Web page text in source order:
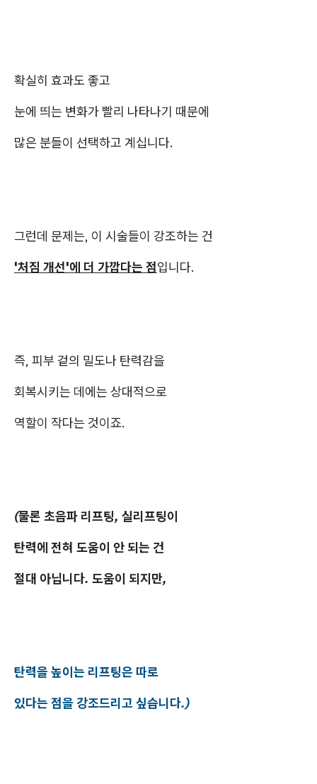
확실히 효과도 좋고
눈에 띄는 변화가 빨리 나타나기 때문에
많은 분들이 선택하고 계십니다.
그런데 문제는, 이 시술들이 강조하는 건
'처짐 개선'에 더 가깝다는 점입니다.
즉, 피부 겉의 밀도나 탄력감을
회복시키는 데에는 상대적으로
역할이 작다는 것이죠.
(물론 초음파 리프팅, 실리프팅이
탄력에 전혀 도움이 안 되는 건
절대 아닙니다. 도움이 되지만,
탄력을 높이는 리프팅은 따로
있다는 점을 강조드리고 싶습니다.)